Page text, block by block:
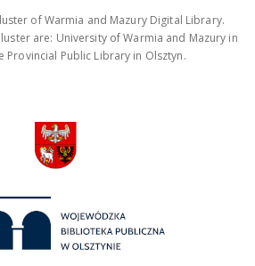
of Warmia and Mazury Digital Library.
are: University of Warmia and Mazury in
Provincial Public Library in Olsztyn.